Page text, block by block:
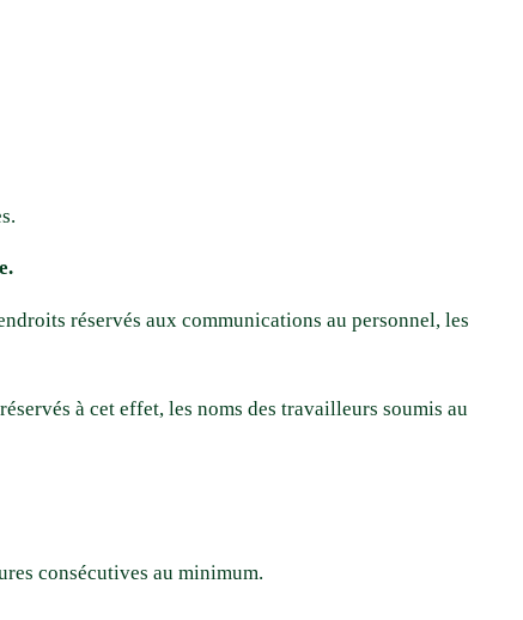
réservés aux communications au personnel, les
à cet effet, les noms des travailleurs soumis au
consécutives au minimum.